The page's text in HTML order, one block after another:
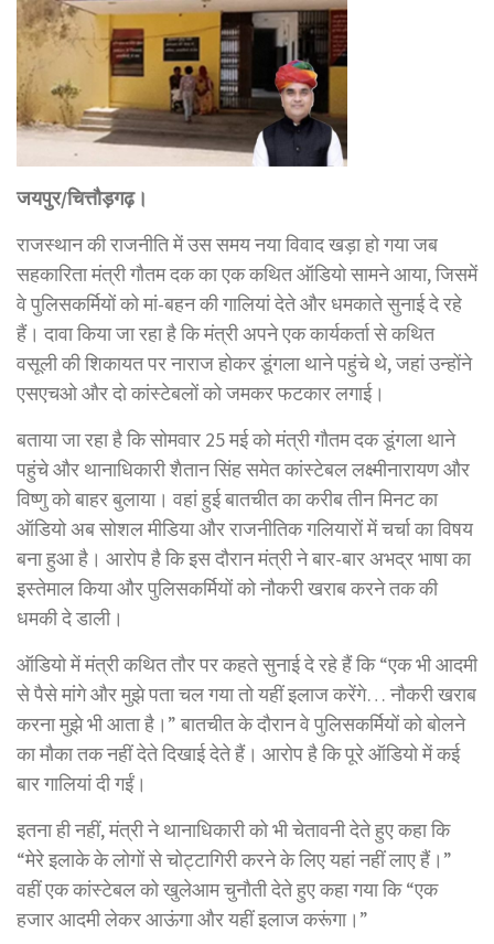
जयपुर/चित्तौड़गढ़।
राजस्थान की राजनीति में उस समय नया विवाद खड़ा हो गया जब
सहकारिता मंत्री गौतम दक का एक कथित ऑडियो सामने आया, जिसमें
वे पुलिसकर्मियों को मां-बहन की गालियां देते और धमकाते सुनाई दे रहे
हैं। दावा किया जा रहा है कि मंत्री अपने एक कार्यकर्ता से कथित
वसूली की शिकायत पर नाराज होकर डूंगला थाने पहुंचे थे, जहां उन्होंने
एसएचओ और दो कांस्टेबलों को जमकर फटकार लगाई।
बताया जा रहा है कि सोमवार 25 मई को मंत्री गौतम दक डूंगला थाने
पहुंचे और थानाधिकारी शैतान सिंह समेत कांस्टेबल लक्ष्मीनारायण और
विष्णु को बाहर बुलाया। वहां हुई बातचीत का करीब तीन मिनट का
ऑडियो अब सोशल मीडिया और राजनीतिक गलियारों में चर्चा का विषय
बना हुआ है। आरोप है कि इस दौरान मंत्री ने बार-बार अभद्र भाषा का
इस्तेमाल किया और पुलिसकर्मियों को नौकरी खराब करने तक की
धमकी दे डाली।
ऑडियो में मंत्री कथित तौर पर कहते सुनाई दे रहे हैं कि “एक भी आदमी
से पैसे मांगे और मुझे पता चल गया तो यहीं इलाज करेंगे… नौकरी खराब
करना मुझे भी आता है।” बातचीत के दौरान वे पुलिसकर्मियों को बोलने
का मौका तक नहीं देते दिखाई देते हैं। आरोप है कि पूरे ऑडियो में कई
बार गालियां दी गईं।
इतना ही नहीं, मंत्री ने थानाधिकारी को भी चेतावनी देते हुए कहा कि
“मेरे इलाके के लोगों से चोट्टागिरी करने के लिए यहां नहीं लाए हैं।”
वहीं एक कांस्टेबल को खुलेआम चुनौती देते हुए कहा गया कि “एक
हजार आदमी लेकर आऊंगा और यहीं इलाज करूंगा।”